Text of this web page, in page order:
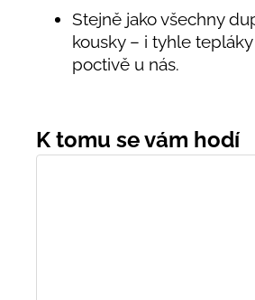
Stejně jako všechny
kousky – i tyhle
poctivě u nás.